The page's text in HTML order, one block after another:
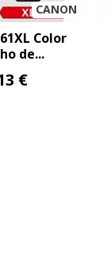
CANON
Color
de...
€